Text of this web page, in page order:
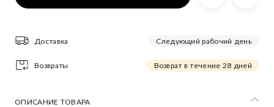
Доставка Следующий рабочий день
Возвраты Возврат в течение 28 дней
ОПИСАНИЕ ТОВАРА